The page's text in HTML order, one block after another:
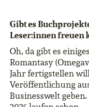
Gibt es
Leser:innen freuen
Oh, da gibt es
Romantasy
Jahr fertigstellen
Veröffentlichung
Businesswelt